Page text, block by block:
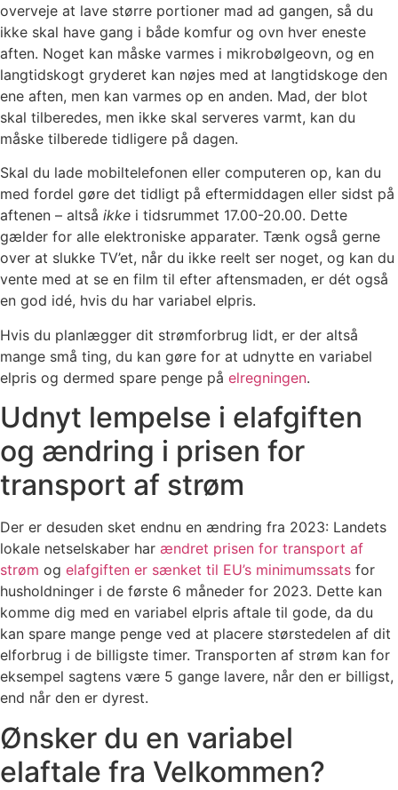
overveje at lave større portioner mad ad gangen, så du
ikke skal have gang i både komfur og ovn hver eneste
aften. Noget kan måske varmes i mikrobølgeovn, og en
langtidskogt gryderet kan nøjes med at langtidskoge den
ene aften, men kan varmes op en anden. Mad, der blot
skal tilberedes, men ikke skal serveres varmt, kan du
måske tilberede tidligere på dagen.
Skal du lade mobiltelefonen eller computeren op, kan du
med fordel gøre det tidligt på eftermiddagen eller sidst på
aftenen – altså ikke i tidsrummet 17.00-20.00. Dette
gælder for alle elektroniske apparater. Tænk også gerne
over at slukke TV’et, når du ikke reelt ser noget, og kan du
vente med at se en film til efter aftensmaden, er dét også
en god idé, hvis du har variabel elpris.
Hvis du planlægger dit strømforbrug lidt, er der altså
mange små ting, du kan gøre for at udnytte en variabel
elpris og dermed spare penge på elregningen.
Udnyt lempelse i elafgiften
og ændring i prisen for
transport af strøm
Der er desuden sket endnu en ændring fra 2023: Landets
lokale netselskaber har ændret prisen for transport af
strøm og elafgiften er sænket til EU’s minimumssats for
husholdninger i de første 6 måneder for 2023. Dette kan
komme dig med en variabel elpris aftale til gode, da du
kan spare mange penge ved at placere størstedelen af dit
elforbrug i de billigste timer. Transporten af strøm kan for
eksempel sagtens være 5 gange lavere, når den er billigst,
end når den er dyrest.
Ønsker du en variabel
elaftale fra Velkommen?